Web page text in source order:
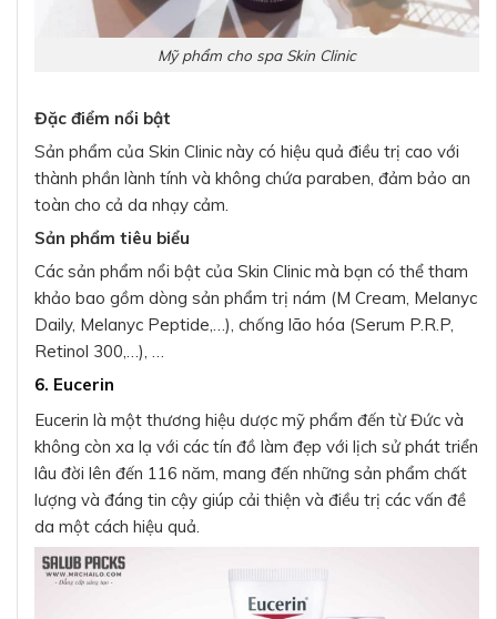
Mỹ phẩm cho spa Skin Clinic
Đặc điểm nổi bật
Sản phẩm của Skin Clinic này có hiệu quả điều trị cao với
thành phần lành tính và không chứa paraben, đảm bảo an
toàn cho cả da nhạy cảm.
Sản phẩm tiêu biểu
Các sản phẩm nổi bật của Skin Clinic mà bạn có thể tham
khảo bao gồm dòng sản phẩm trị nám (M Cream, Melanyc
Daily, Melanyc Peptide,…), chống lão hóa (Serum P.R.P,
Retinol 300,…), …
6. Eucerin
Eucerin là một thương hiệu dược mỹ phẩm đến từ Đức và
không còn xa lạ với các tín đồ làm đẹp với lịch sử phát triển
lâu đời lên đến 116 năm, mang đến những sản phẩm chất
lượng và đáng tin cậy giúp cải thiện và điều trị các vấn đề
da một cách hiệu quả.